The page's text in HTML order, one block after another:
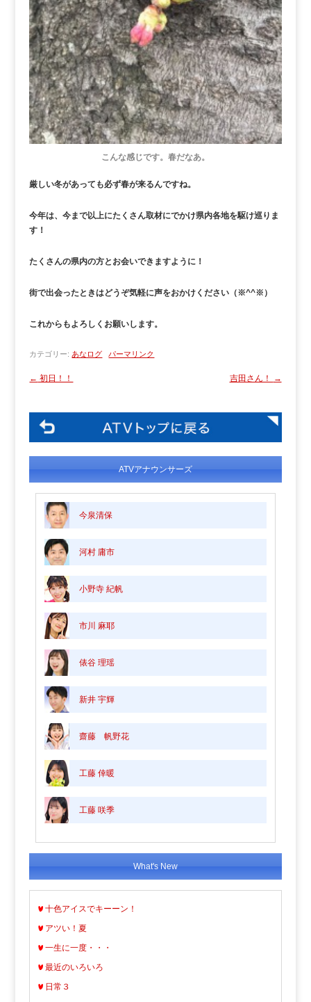
こんな感じです。春だなあ。
厳しい冬があっても必ず春が来るんですね。
今年は、今まで以上にたくさん取材にでかけ県内各地を駆け巡りま
す！
たくさんの県内の方とお会いできますように！
街で出会ったときはどうぞ気軽に声をおかけください（※^^※）
これからもよろしくお願いします。
カテゴリー: あなログ パーマリンク
← 初日！！ 吉田さん！ →
ATVアナウンサーズ
今泉清保
河村 庸市
小野寺 紀帆
市川 麻耶
俵谷 理瑶
新井 宇輝
齋藤 帆野花
工藤 倖暖
工藤 咲季
What's New
十色アイスでキーーン！
アツい！夏
一生に一度・・・
最近のいろいろ
日常３